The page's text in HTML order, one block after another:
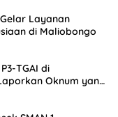
Layanan
di Maliobongo
TGAI di
Oknum yang